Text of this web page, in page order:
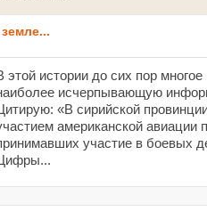
этой истории до сих пор
исчерпывающую
«В сирийской
американской авиации
участие в боевых